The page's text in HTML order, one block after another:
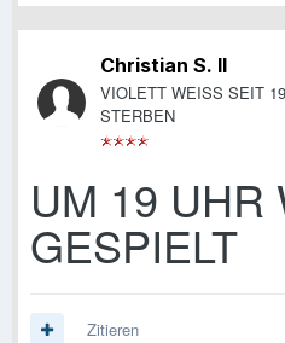
Christian S. II
VIOLETT WEISS SEIT
STERBEN
UM 19 UHR
GESPIELT
Zitieren